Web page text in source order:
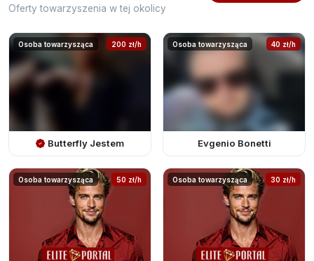
Oferty towarzyszenia w tej okolicy
Osoba towarzysząca 200 zł/h
Butterfly Jestem
Osoba towarzysząca 40 zł/h
Evgenio Bonetti
Osoba towarzysząca 50 zł/h Osoba towarzysząca 30 zł/h